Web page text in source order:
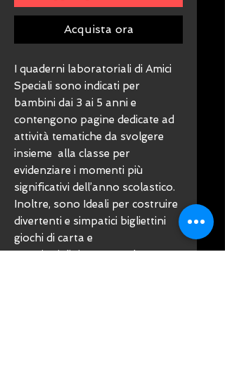
Acquista ora
I quaderni laboratoriali di Amici
Speciali sono indicati per
bambini dai 3 ai 5 anni e
contengono pagine dedicate ad
attività tematiche da svolgere
insieme alla classe per
evidenziare i momenti più
significativi dell’anno scolastico.
Inoltre, sono Ideali per costruire
divertenti e simpatici bigliettini
giochi di carta e
creazioni di tipo manuale per